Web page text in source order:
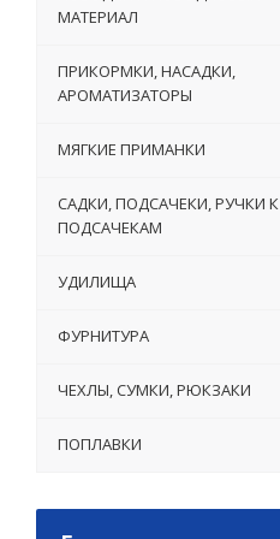
МАТЕРИАЛ
ПРИКОРМКИ, НАСАДКИ,
АРОМАТИЗАТОРЫ
МЯГКИЕ ПРИМАНКИ
САДКИ, ПОДСАЧЕКИ, РУЧКИ К
ПОДСАЧЕКАМ
УДИЛИЩА
ФУРНИТУРА
ЧЕХЛЫ, СУМКИ, РЮКЗАКИ
ПОПЛАВКИ